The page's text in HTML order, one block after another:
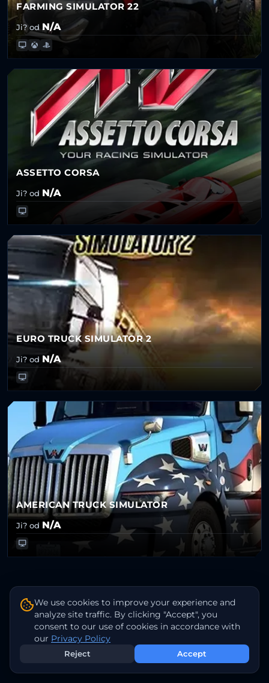
FARMING SIMULATOR 22
Ji? odN/A
ASSETTO CORSA
Ji? od N/A
EURO TRUCK SIMULATOR 2
Ji? od N/A
AMERICAN TRUCK SIMULATOR
Ji? od N/A
We use cookies to improve your experience and
analyze site traffic. By clicking "Accept", you
consent to our use of cookies in accordance with
our Privacy Policy
Reject Accept